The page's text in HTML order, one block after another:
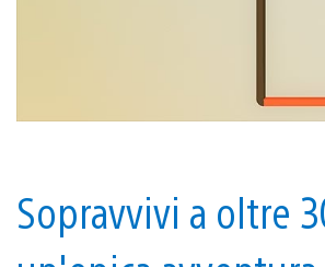
Sopravvivi a oltre